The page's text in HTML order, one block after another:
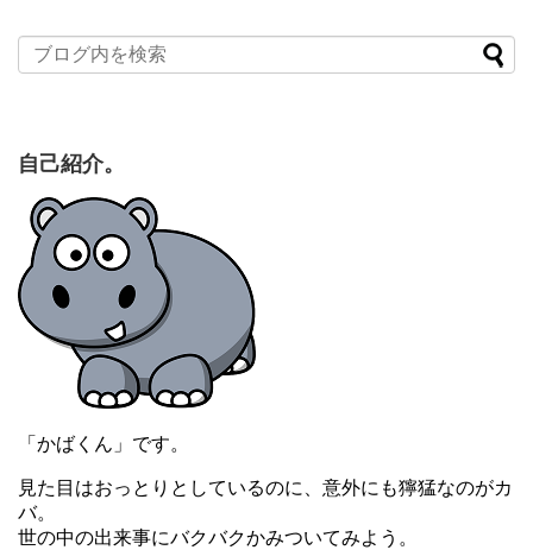
自己紹介。
「かばくん」です。
見た目はおっとりとしているのに、意外にも獰猛なのがカ
バ。
世の中の出来事にバクバクかみついてみよう。